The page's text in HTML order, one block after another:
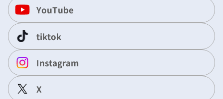
YouTube
tiktok
Instagram
X